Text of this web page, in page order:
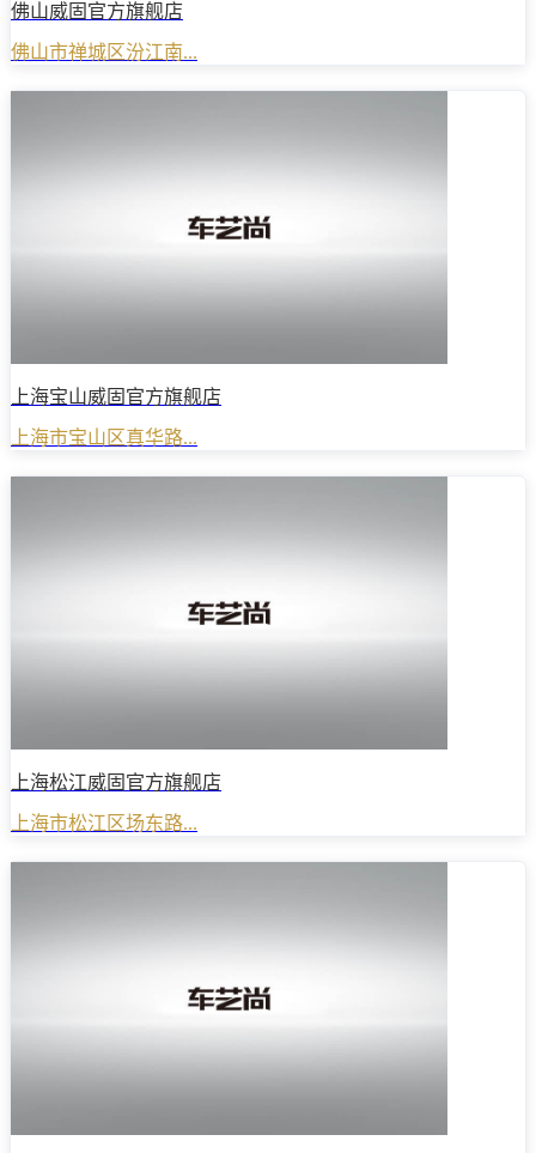
佛山威固官方旗舰店
佛山市禅城区汾江南...
上海宝山威固官方旗舰店
上海市宝山区真华路...
上海松江威固官方旗舰店
上海市松江区场东路...